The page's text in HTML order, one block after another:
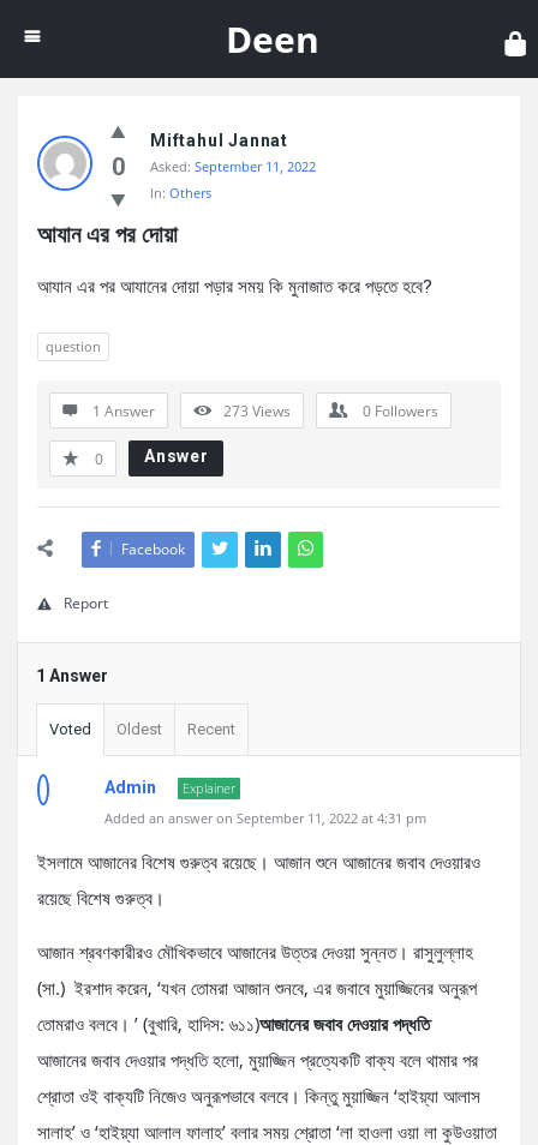
Deen
0
Miftahul Jannat
Asked: September 11, 2022
In: Others
আযান এর পর দোয়া
আযান এর পর আযানের দোয়া পড়ার সময় কি মুনাজাত করে পড়তে হবে?
question
1 Answer 273 Views 0 Followers
0 Answer
Facebook
Report
1 Answer
Voted Oldest Recent
Admin
Explainer
Added an answer on September 11, 2022 at 4:31 pm
ইসলামে আজানের বিশেষ গুরুত্ব রয়েছে। আজান শুনে আজানের জবাব দেওয়ারও
রয়েছে বিশেষ গুরুত্ব।
আজান শ্রবণকারীরও মৌখিকভাবে আজানের উত্তর দেওয়া সুন্নত। রাসুলুল্লাহ
(সা.) ইরশাদ করেন, ‘যখন তোমরা আজান শুনবে, এর জবাবে মুয়াজ্জিনের অনুরূপ
তোমরাও বলবে। ’ (বুখারি, হাদিস: ৬১১)আজানের জবাব দেওয়ার পদ্ধতি
আজানের জবাব দেওয়ার পদ্ধতি হলো, মুয়াজ্জিন প্রত্যেকটি বাক্য বলে থামার পর
শ্রোতা ওই বাক্যটি নিজেও অনুরূপভাবে বলবে। কিন্তু মুয়াজ্জিন ‘হাইয়্যা আলাস
সালাহ’ ও ‘হাইয়্যা আলাল ফালাহ’ বলার সময় শ্রোতা ‘লা হাওলা ওয়া লা কুউওয়াতা